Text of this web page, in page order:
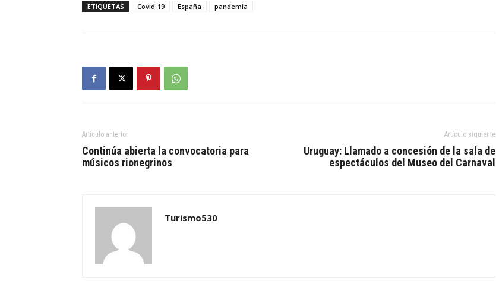
ETIQUETAS Covid-19 España pandemia
Artículo anterior
Continúa abierta la convocatoria para
músicos rionegrinos
Artículo siguiente
Uruguay: Llamado a concesión de la sala de
espectáculos del Museo del Carnaval
Turismo530